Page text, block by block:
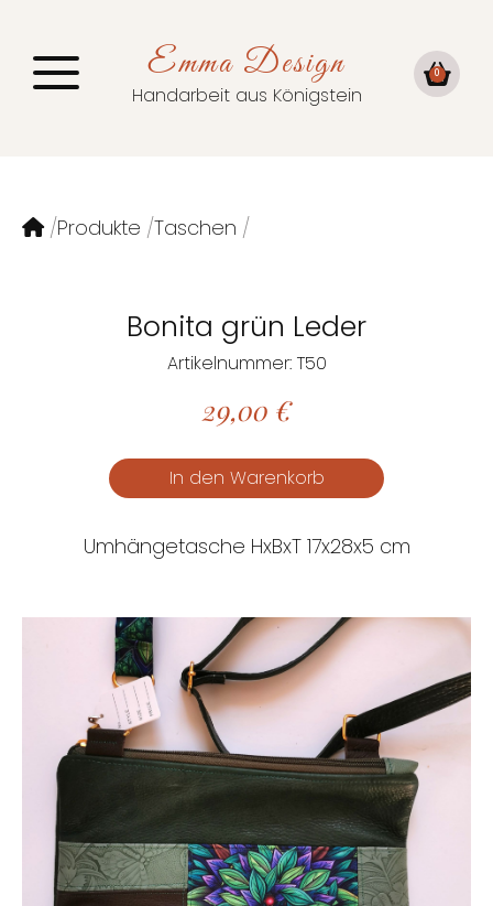
Emma Design
Handarbeit aus Königstein
0
Produkte Taschen
Bonita grün Leder
Artikelnummer: T50
29,00 €
Umhängetasche HxBxT 17x28x5 cm